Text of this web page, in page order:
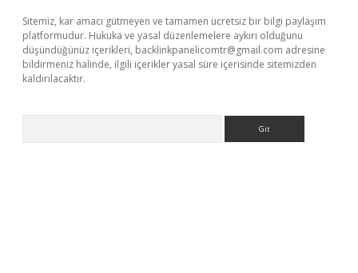
Sitemiz, kar amacı gütmeyen ve tamamen ücretsiz bir bilgi paylaşım
platformudur. Hukuka ve yasal düzenlemelere aykırı olduğunu
düşündüğünüz içerikleri, backlinkpanelicomtr@gmail.com adresine
bildirmeniz halinde, ilgili içerikler yasal süre içerisinde sitemizden
kaldırılacaktır.